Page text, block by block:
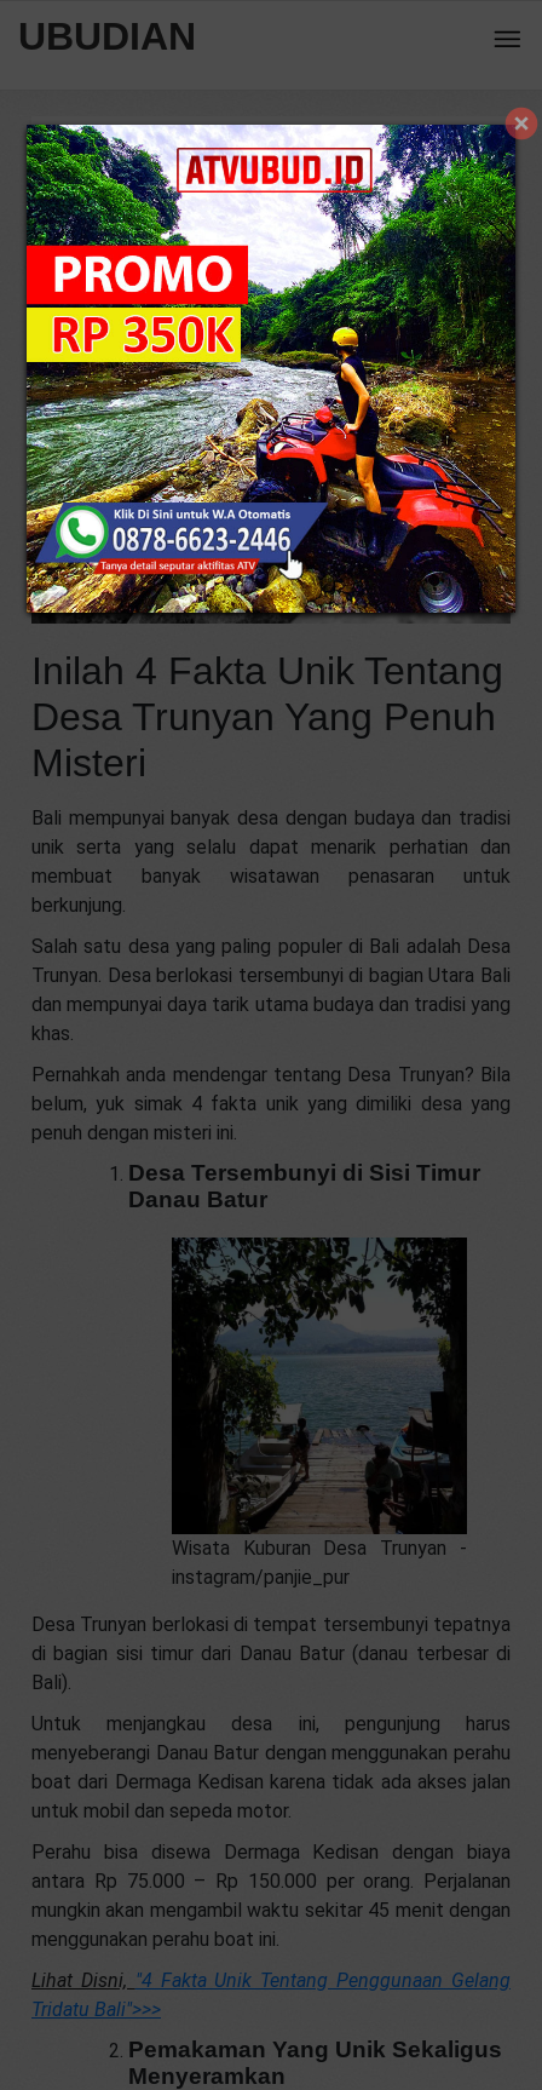
UBUDIAN
Home Wisata Seram
Inilah 4 Fakta Unik Tentang Desa
Trunyan Yang Penuh Misteri
5/171
Reviews
7494 view
Inilah 4 Fakta Unik Tentang
Desa Trunyan Yang Penuh
Misteri
Bali mempunyai banyak desa dengan budaya dan tradisi
unik serta yang selalu dapat menarik perhatian dan
membuat banyak wisatawan penasaran untuk
berkunjung.
Salah satu desa yang paling populer di Bali adalah Desa
Trunyan. Desa berlokasi tersembunyi di bagian Utara Bali
dan mempunyai daya tarik utama budaya dan tradisi yang
khas.
Pernahkah anda mendengar tentang Desa Trunyan? Bila
belum, yuk simak 4 fakta unik yang dimiliki desa yang
penuh dengan misteri ini.
Desa Tersembunyi di Sisi Timur
Danau Batur
Wisata Kuburan Desa Trunyan -
instagram/panjie_pur
Desa Trunyan berlokasi di tempat tersembunyi tepatnya
di bagian sisi timur dari Danau Batur (danau terbesar di
Bali).
Untuk menjangkau desa ini, pengunjung harus
menyeberangi Danau Batur dengan menggunakan perahu
boat dari Dermaga Kedisan karena tidak ada akses jalan
untuk mobil dan sepeda motor.
Perahu bisa disewa Dermaga Kedisan dengan biaya
antara Rp 75.000 – Rp 150.000 per orang. Perjalanan
mungkin akan mengambil waktu sekitar 45 menit dengan
menggunakan perahu boat ini.
Lihat Disni, "4 Fakta Unik Tentang Penggunaan Gelang
Tridatu Bali">>>
Pemakaman Yang Unik Sekaligus
Menyeramkan